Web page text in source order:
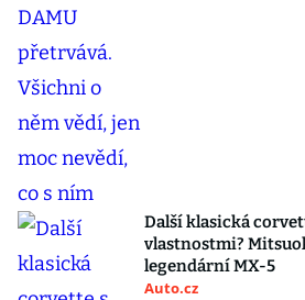
Další klasická
vlastnostmi?
legendární MX-5
Auto.cz